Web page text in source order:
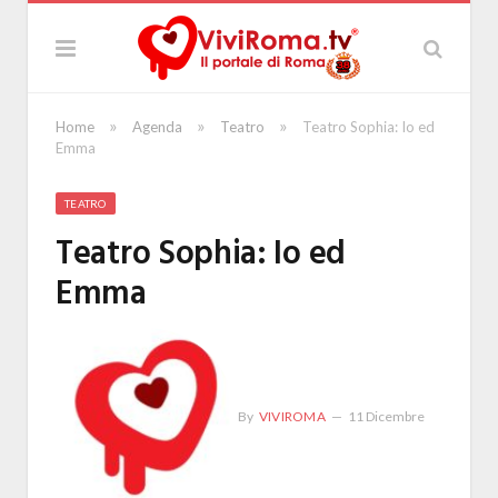
Home » Agenda » Teatro »
Teatro Sophia: Io ed
Emma
TEATRO
Teatro Sophia: Io ed
Emma
By VIVIROMA 11 Dicembre